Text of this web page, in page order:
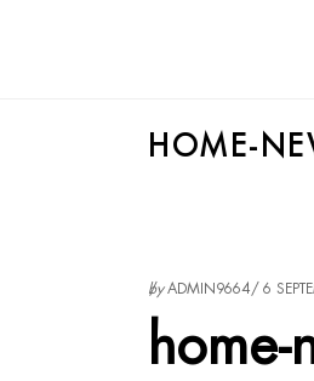
HOME-
byADMIN9664 6
home-